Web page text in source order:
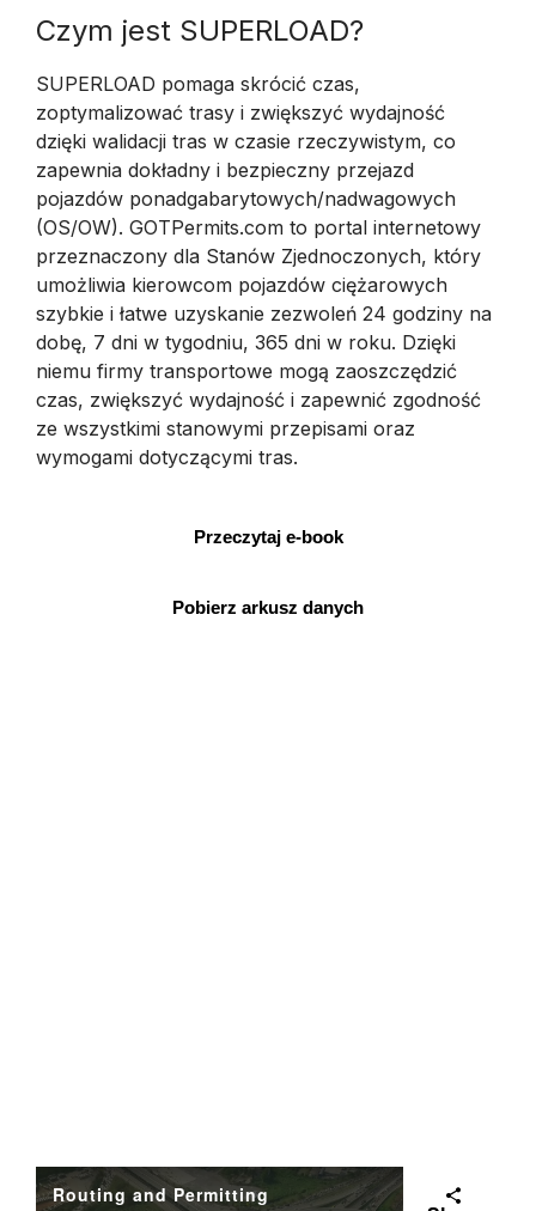
Czym jest SUPERLOAD?
SUPERLOAD pomaga skrócić czas,
zoptymalizować trasy i zwiększyć wydajność
dzięki walidacji tras w czasie rzeczywistym, co
zapewnia dokładny i bezpieczny przejazd
pojazdów ponadgabarytowych/nadwagowych
(OS/OW). GOTPermits.com to portal internetowy
przeznaczony dla Stanów Zjednoczonych, który
umożliwia kierowcom pojazdów ciężarowych
szybkie i łatwe uzyskanie zezwoleń 24 godziny na
dobę, 7 dni w tygodniu, 365 dni w roku. Dzięki
niemu firmy transportowe mogą zaoszczędzić
czas, zwiększyć wydajność i zapewnić zgodność
ze wszystkimi stanowymi przepisami oraz
wymogami dotyczącymi tras.
Przeczytaj e-book
Pobierz arkusz danych
Routing and Permitting